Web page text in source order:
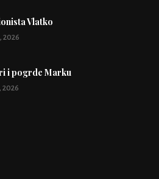
Vlatko
2026
i pogrde Marku
2026